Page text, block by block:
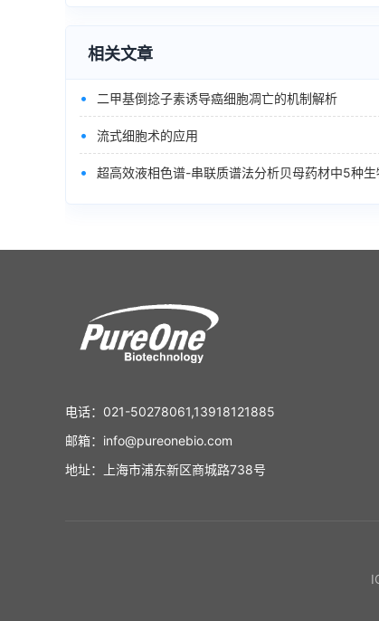
相关文章
• 二甲基倒捻子素诱导癌细胞凋亡的机制解析
• 流式细胞术的应用
• 超高效液相色谱-串联质谱法分析贝母药材中5种生
电话：021-50278061,13918121885
邮箱：info@pureonebio.com
地址：上海市浦东新区商城路738号